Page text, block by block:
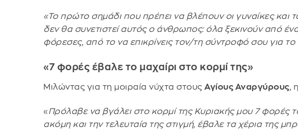
«Το πρώτο σημάδι που πρέπει να βλέπουν οι γυναίκες και
δεν θα συνετιστεί αυτός ο άνθρωπος: όλα ξεκινούν από
φόρεσες, από το να επικρίνεις τον/τη σύντροφό σου για το
«7 φορές έβαλε το μαχαίρι στο κορμί της»
Μιλώντας για τη μοιραία νύχτα στουςΑγίους Αναργύρους,
«Πρόλαβε να βγάλει στο κορμί της Κυριακής μου 7 φορές
ακόμη και την τελευταία της στιγμή, έβαλε τα χέρια της